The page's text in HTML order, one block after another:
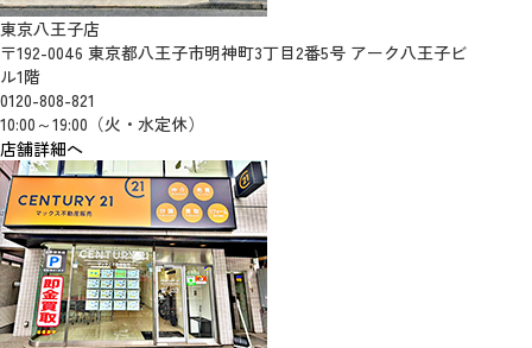
東京八王子店
〒192-0046 東京都八王子市明神町3丁目2番5号 アーク八王子ビ
ル1階
0120-808-821
10:00～19:00（火・水定休）
店舗詳細へ